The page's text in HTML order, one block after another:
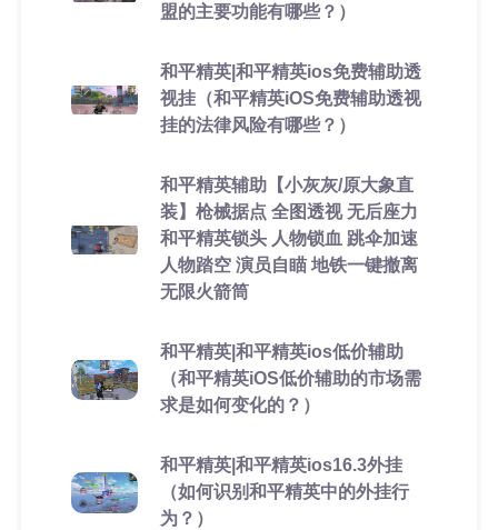
盟的主要功能有哪些？）
和平精英|和平精英ios免费辅助透
视挂（和平精英iOS免费辅助透视
挂的法律风险有哪些？）
和平精英辅助【小灰灰/原大象直
装】枪械据点 全图透视 无后座力
和平精英锁头 人物锁血 跳伞加速
人物踏空 演员自瞄 地铁一键撤离
无限火箭筒
和平精英|和平精英ios低价辅助
（和平精英iOS低价辅助的市场需
求是如何变化的？）
和平精英|和平精英ios16.3外挂
（如何识别和平精英中的外挂行
为？）